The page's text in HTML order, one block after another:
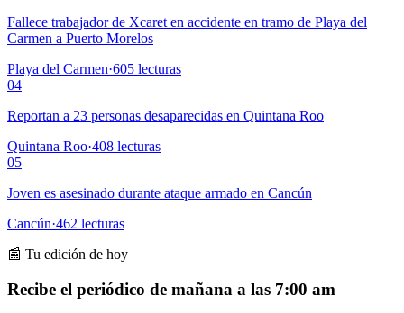
Fallece trabajador de Xcaret en accidente en tramo de Playa del
Carmen a Puerto Morelos
Playa del Carmen·605 lecturas
04
Reportan a 23 personas desaparecidas en Quintana Roo
Quintana Roo·408 lecturas
05
Joven es asesinado durante ataque armado en Cancún
Cancún·462 lecturas
📰 Tu edición de hoy
Recibe el periódico de mañana a las 7:00 am